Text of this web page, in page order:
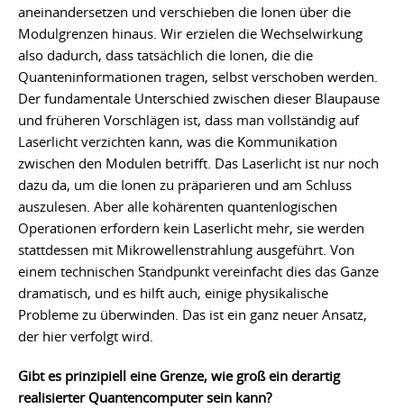
aneinandersetzen und verschieben die Ionen über die
Modulgrenzen hinaus. Wir erzielen die Wechselwirkung
also dadurch, dass tatsächlich die Ionen, die die
Quanteninformationen tragen, selbst verschoben werden.
Der fundamentale Unterschied zwischen dieser Blaupause
und früheren Vorschlägen ist, dass man vollständig auf
Laserlicht verzichten kann, was die Kommunikation
zwischen den Modulen betrifft. Das Laserlicht ist nur noch
dazu da, um die Ionen zu präparieren und am Schluss
auszulesen. Aber alle kohärenten quantenlogischen
Operationen erfordern kein Laserlicht mehr, sie werden
stattdessen mit Mikrowellenstrahlung ausgeführt. Von
einem technischen Standpunkt vereinfacht dies das Ganze
dramatisch, und es hilft auch, einige physikalische
Probleme zu überwinden. Das ist ein ganz neuer Ansatz,
der hier verfolgt wird.
Gibt es prinzipiell eine Grenze, wie groß ein derartig
realisierter Quantencomputer sein kann?